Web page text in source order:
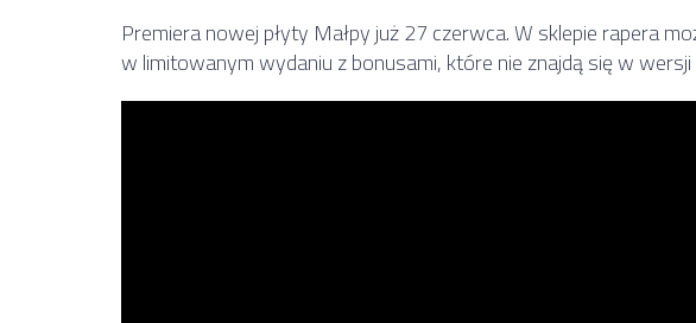
Premiera nowej płyty Małpy już 27 czerwca. W sklepie rapera
w limitowanym wydaniu z bonusami, które nie znajdą się w